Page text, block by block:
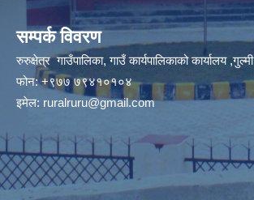
सम्पर्क विवरण
रुरुक्षेत्र गाउँपालिका, गाउँ कार्यपालिकाको कार्यालय ,गुल्मी
फोन: +९७७ ७९४१०१०४
इमेल: ruralruru@gmail.com